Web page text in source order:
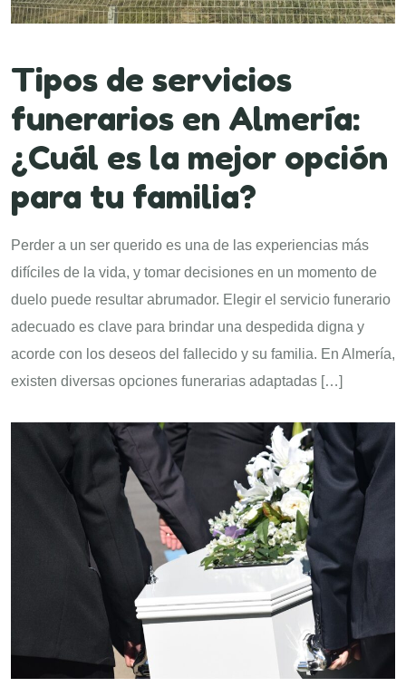
Tipos de servicios
funerarios en Almería:
¿Cuál es la mejor opción
para tu familia?
Perder a un ser querido es una de las experiencias más
difíciles de la vida, y tomar decisiones en un momento de
duelo puede resultar abrumador. Elegir el servicio funerario
adecuado es clave para brindar una despedida digna y
acorde con los deseos del fallecido y su familia. En Almería,
existen diversas opciones funerarias adaptadas […]